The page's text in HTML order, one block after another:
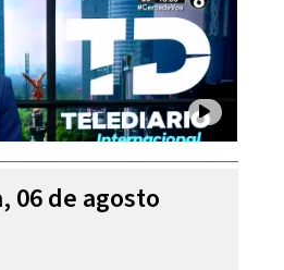
06 de agosto